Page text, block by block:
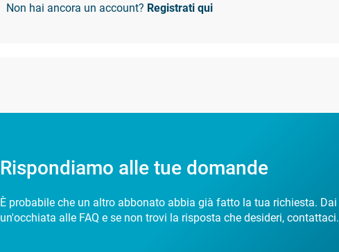
Non hai ancora un account? Registrati qui
Rispondiamo alle tue domande
È probabile che un altro abbonato abbia già fatto la tua richiesta. Dai
un'occhiata alle FAQ e se non trovi la risposta che desideri, contattaci.